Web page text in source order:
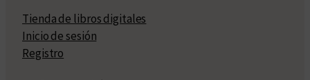
Tienda de libros digitales
Inicio de sesión
Registro